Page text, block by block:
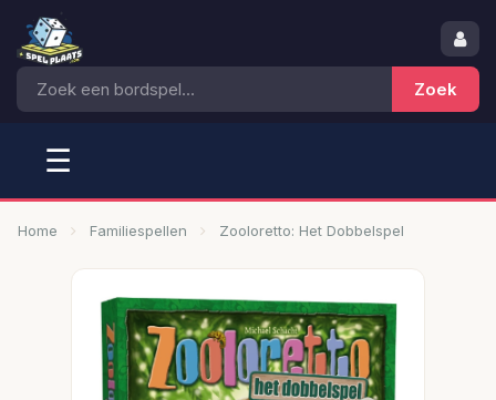
☰
Home Familiespellen Zooloretto: Het Dobbelspel